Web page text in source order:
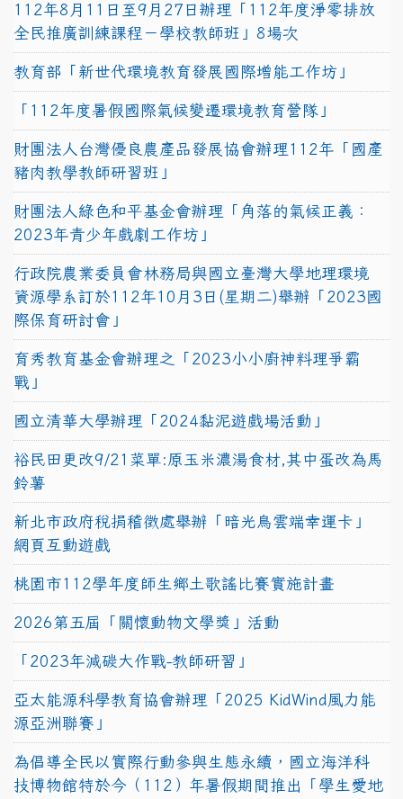
112年8月11日至9月27日辦理「112年度淨零排放
全民推廣訓練課程－學校教師班」8場次
教育部「新世代環境教育發展國際增能工作坊」
「112年度暑假國際氣候變遷環境教育營隊」
財團法人台灣優良農產品發展協會辦理112年「國產
豬肉教學教師研習班」
財團法人綠色和平基金會辦理「角落的氣候正義：
2023年青少年戲劇工作坊」
行政院農業委員會林務局與國立臺灣大學地理環境
資源學系訂於112年10月3日(星期二)舉辦「2023國
際保育研討會」
育秀教育基金會辦理之「2023小小廚神料理爭霸
戰」
國立清華大學辦理「2024黏泥遊戲場活動」
裕民田更改9/21菜單:原玉米濃湯食材,其中蛋改為馬
鈴薯
新北市政府稅捐稽徵處舉辦「暗光鳥雲端幸運卡」
網頁互動遊戲
桃園市112學年度師生鄉土歌謠比賽實施計畫
2026第五屆「關懷動物文學獎」活動
「2023年減碳大作戰-教師研習」
亞太能源科學教育協會辦理「2025 KidWind風力能
源亞洲聯賽」
為倡導全民以實際行動參與生態永續，國立海洋科
技博物館特於今（112）年暑假期間推出「學生愛地